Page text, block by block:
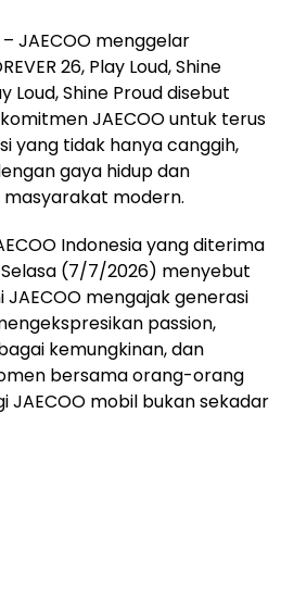
– JAECOO menggelar
26, Play Loud, Shine
Loud, Shine Proud disebut
JAECOO untuk terus
yang tidak hanya canggih,
gaya hidup dan
modern.
Indonesia yang diterima
(7/7/2026) menyebut
mengajak generasi
passion,
kemungkinan, dan
bersama orang-orang
JAECOO mobil bukan sekadar